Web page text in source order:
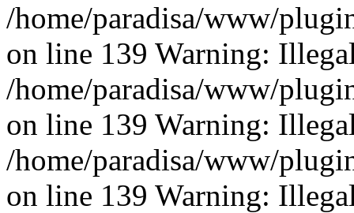
/home/paradisa/www/
on line 139 Warning:
/home/paradisa/www/
on line 139 Warning:
/home/paradisa/www/
on line 139 Warning: